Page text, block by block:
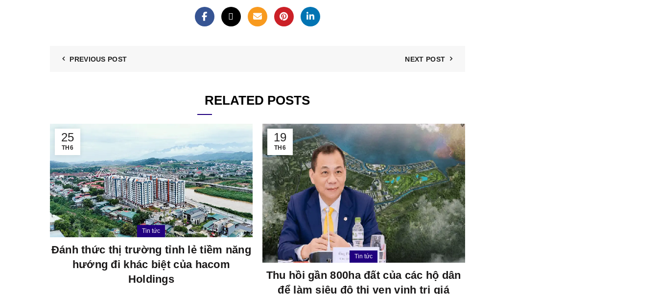
PREVIOUS POST NEXT POST
RELATED POSTS
25
TH6
Tin tức
Đánh thức thị trường tỉnh lẻ tiềm năng
hướng đi khác biệt của hacom
Holdings
19
TH6
Tin tức
Thu hồi gần 800ha đất của các hộ dân
để làm siêu đô thị ven vịnh trị giá